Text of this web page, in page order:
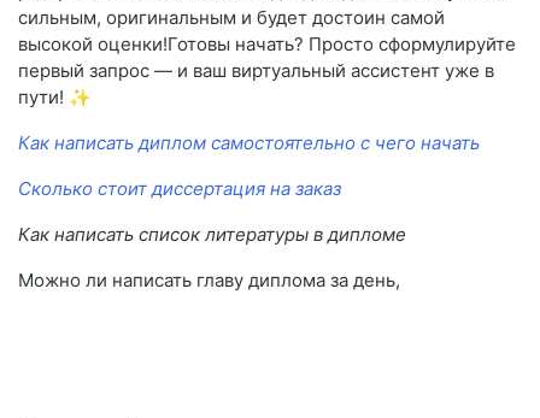
сильным, оригинальным и будет достоин самой
высокой оценки!Готовы начать? Просто сформулируйте
первый запрос — и ваш виртуальный ассистент уже в
пути! ✨
Как написать диплом самостоятельно с чего начать
Сколько стоит диссертация на заказ
Как написать список литературы в дипломе
Можно ли написать главу диплома за день,